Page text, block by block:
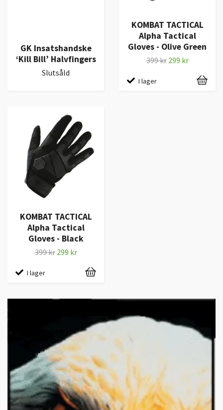
GK Insatshandske
‘Kill Bill’ Halvfingers
Slutsåld
KOMBAT TACTICAL
Alpha Tactical
Gloves - Olive Green
399 kr 299 kr
I lager
KOMBAT TACTICAL
Alpha Tactical
Gloves - Black
399 kr 299 kr
I lager